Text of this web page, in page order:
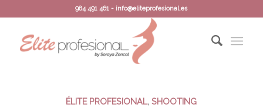
984 491 461 - info@eliteprofesional.es
ÉLITE PROFESIONAL,SHOOTING